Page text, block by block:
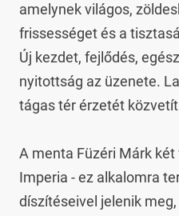
amelynek világos,
frissességet és a
Új kezdet, fejlődés,
nyitottság az üzenete.
tágas tér érzetét
A menta Füzéri Márk
Imperia - ez alkalomra
díszítéseivel jelenik